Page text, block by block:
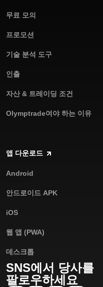
무료 모의
프로모션
기술 분석 도구
인출
자산 & 트레이딩 조건
Olymptrade여야 하는 이유
앱 다운로드
Android
안드로이드 APK
iOS
웹 앱 (PWA)
데스크톱
SNS에서 당사를
팔로우하세요